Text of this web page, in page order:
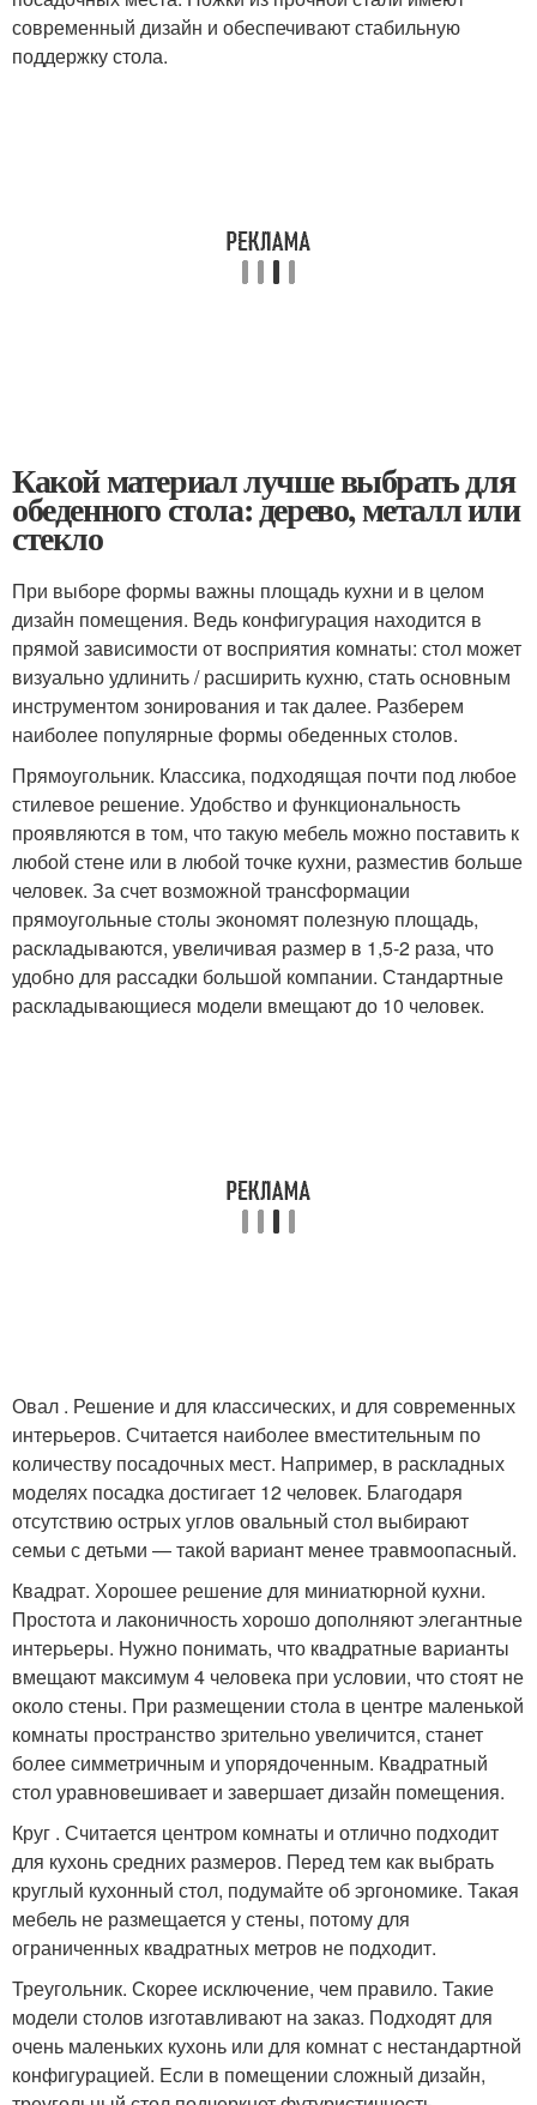
современный дизайн и обеспечивают стабильную
поддержку стола.
Какой материал лучше выбрать для
обеденного стола: дерево, металл или
стекло
При выборе формы важны площадь кухни и в целом
дизайн помещения. Ведь конфигурация находится в
прямой зависимости от восприятия комнаты: стол может
визуально удлинить / расширить кухню, стать основным
инструментом зонирования и так далее. Разберем
наиболее популярные формы обеденных столов.
Прямоугольник. Классика, подходящая почти под любое
стилевое решение. Удобство и функциональность
проявляются в том, что такую мебель можно поставить к
любой стене или в любой точке кухни, разместив больше
человек. За счет возможной трансформации
прямоугольные столы экономят полезную площадь,
раскладываются, увеличивая размер в 1,5-2 раза, что
удобно для рассадки большой компании. Стандартные
раскладывающиеся модели вмещают до 10 человек.
Овал . Решение и для классических, и для современных
интерьеров. Считается наиболее вместительным по
количеству посадочных мест. Например, в раскладных
моделях посадка достигает 12 человек. Благодаря
отсутствию острых углов овальный стол выбирают
семьи с детьми — такой вариант менее травмоопасный.
Квадрат. Хорошее решение для миниатюрной кухни.
Простота и лаконичность хорошо дополняют элегантные
интерьеры. Нужно понимать, что квадратные варианты
вмещают максимум 4 человека при условии, что стоят не
около стены. При размещении стола в центре маленькой
комнаты пространство зрительно увеличится, станет
более симметричным и упорядоченным. Квадратный
стол уравновешивает и завершает дизайн помещения.
Круг . Считается центром комнаты и отлично подходит
для кухонь средних размеров. Перед тем как выбрать
круглый кухонный стол, подумайте об эргономике. Такая
мебель не размещается у стены, потому для
ограниченных квадратных метров не подходит.
Треугольник. Скорее исключение, чем правило. Такие
модели столов изготавливают на заказ. Подходят для
очень маленьких кухонь или для комнат с нестандартной
конфигурацией. Если в помещении сложный дизайн,